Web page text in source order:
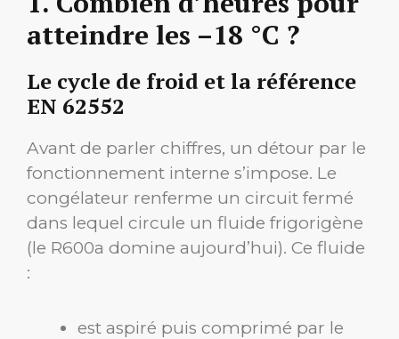
atteindre les –18 °C ?
Le cycle de froid et la référence
EN 62552
Avant de parler chiffres, un détour par le
fonctionnement interne s’impose. Le
congélateur renferme un circuit fermé
dans lequel circule un fluide frigorigène
(le R600a domine aujourd’hui). Ce fluide
:
est aspiré puis comprimé par le